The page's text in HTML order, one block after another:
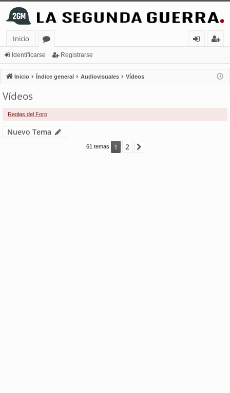
Inicio
or
os
nt
ifi
ist
ra
Identificarse Registrarse
Inicio Índice general Audiovisuales Vídeos
Vídeos
Reglas del Foro
Nuevo Tema
61 temas 1 2